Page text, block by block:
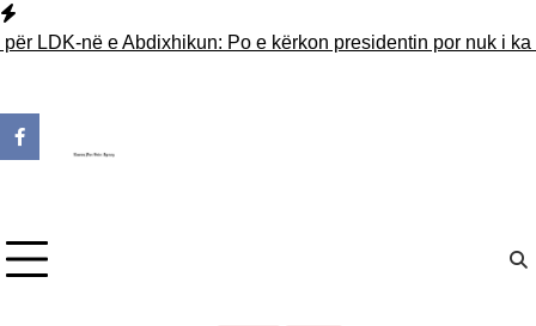
Skip
to
në e Abdixhikun: Po e kërkon presidentin por nuk i ka 30